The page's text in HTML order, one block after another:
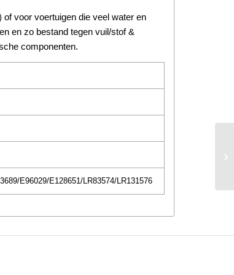
voor voertuigen die veel water en
en zo bestand tegen vuil/stof &
componenten.
E96029/E128651/LR83574/LR131576